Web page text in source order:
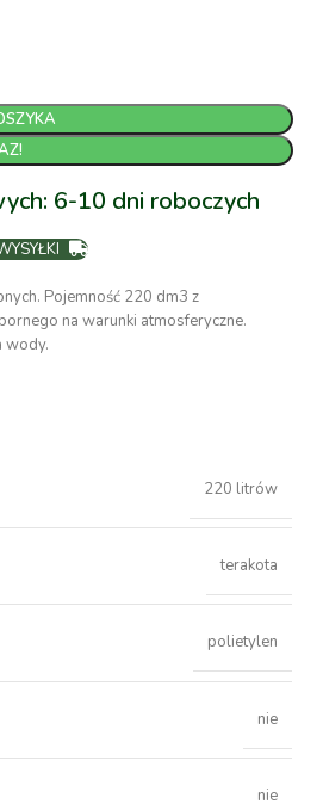
6-10 dni roboczych
Pojemność 220 dm3 z
na warunki atmosferyczne.
wody.
220 litrów
terakota
polietylen
nie
nie